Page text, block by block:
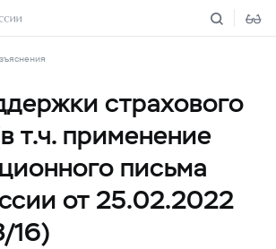
страхового
т.ч. применение
письма
от 25.02.2022
16)